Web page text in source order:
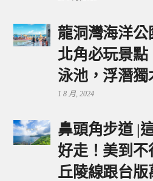
龍洞灣海洋公
北角必玩景
泳池，浮潛
1 8 月, 2024
鼻頭角步道 |
好走！美到不
丘陵線跟台